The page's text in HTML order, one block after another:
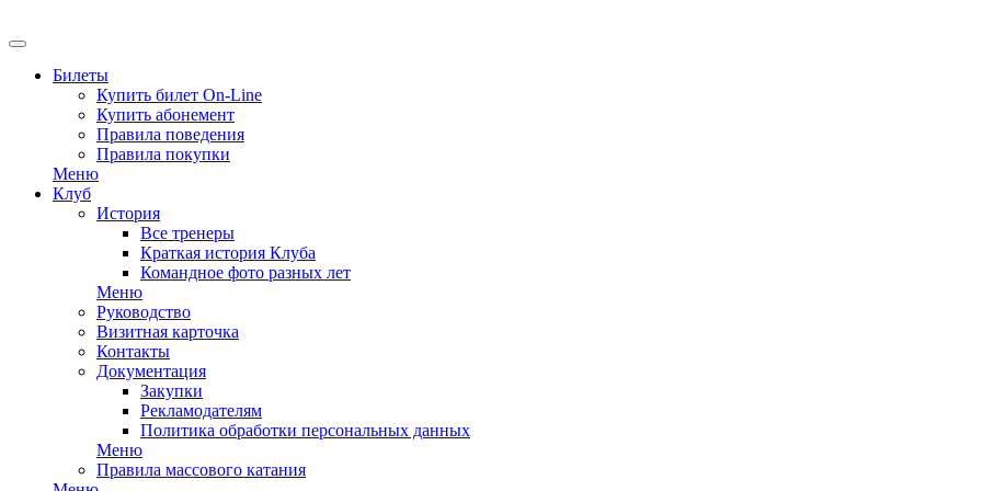
Билеты
Купить билет On-Line
Купить абонемент
Правила поведения
Правила покупки
Меню
Клуб
История
Все тренеры
Краткая история Клуба
Командное фото разных лет
Меню
Руководство
Визитная карточка
Контакты
Документация
Закупки
Рекламодателям
Политика обработки персональных данных
Меню
Правила массового катания